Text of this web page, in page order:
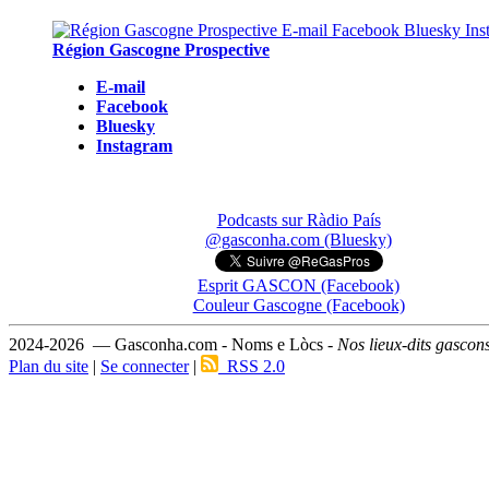
Région Gascogne Prospective
E-mail
Facebook
Bluesky
Instagram
Podcasts sur Ràdio País
@gasconha.com (Bluesky)
Esprit GASCON (Facebook)
Couleur Gascogne (Facebook)
2024-2026 — Gasconha.com - Noms e Lòcs - Nos lieux-dits
Plan du site | Se connecter| RSS 2.0